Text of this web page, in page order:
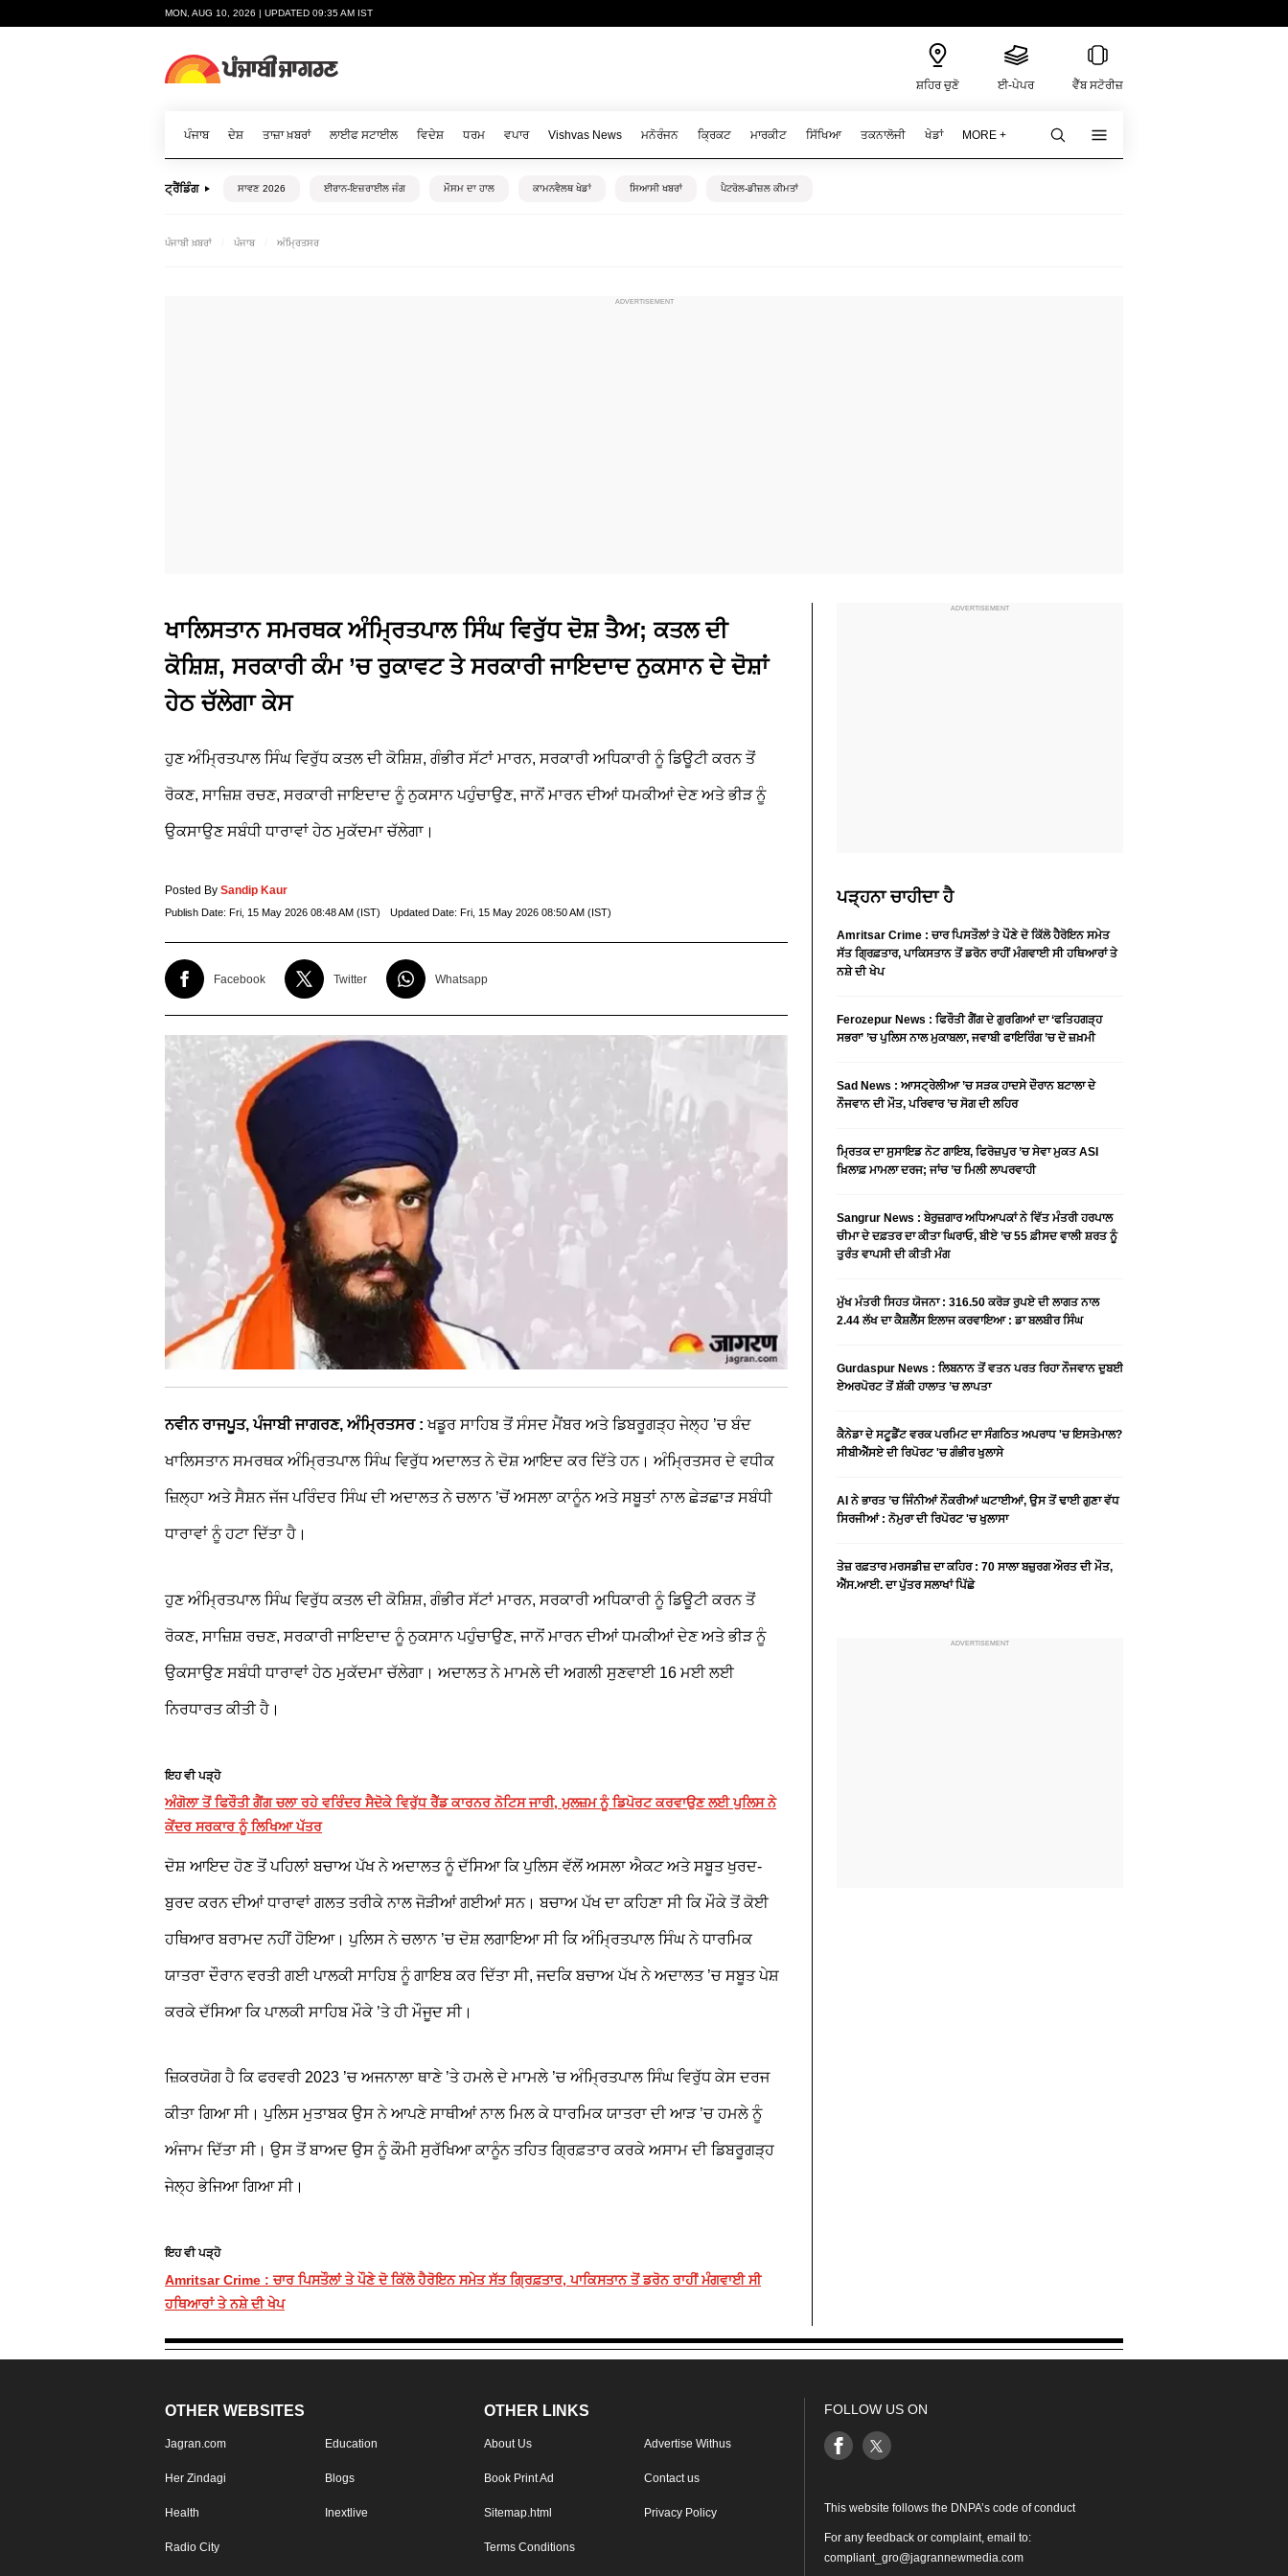
MON, AUG 10, 2026 | UPDATED 09:35 AM IST
ਸ਼ਹਿਰ ਚੁਣੋ ਈ-ਪੇਪਰ ਵੈੱਬ ਸਟੋਰੀਜ਼
ਪੰਜਾਬ ਦੇਸ਼ ਤਾਜ਼ਾ ਖ਼ਬਰਾਂ ਲਾਈਫ ਸਟਾਈਲ ਵਿਦੇਸ਼ ਧਰਮ ਵਪਾਰ Vishvas News ਮਨੋਰੰਜਨ ਕ੍ਰਿਕਟ ਮਾਰਕੀਟ ਸਿੱਖਿਆ ਤਕਨਾਲੋਜੀ ਖੇਡਾਂ MORE +
ਟ੍ਰੈਂਡਿੰਗ ਸਾਵਣ 2026 ਈਰਾਨ-ਇਜ਼ਰਾਈਲ ਜੰਗ ਮੌਸਮ ਦਾ ਹਾਲ ਕਾਮਨਵੈਲਥ ਖੇਡਾਂ ਸਿਆਸੀ ਖਬਰਾਂ ਪੈਟਰੋਲ-ਡੀਜ਼ਲ ਕੀਮਤਾਂ
ਪੰਜਾਬੀ ਖ਼ਬਰਾਂ ਪੰਜਾਬ ਅੰਮ੍ਰਿਤਸਰ
ਖਾਲਿਸਤਾਨ ਸਮਰਥਕ ਅੰਮ੍ਰਿਤਪਾਲ ਸਿੰਘ ਵਿਰੁੱਧ ਦੋਸ਼ ਤੈਅ; ਕਤਲ ਦੀ
ਕੋਸ਼ਿਸ਼, ਸਰਕਾਰੀ ਕੰਮ ’ਚ ਰੁਕਾਵਟ ਤੇ ਸਰਕਾਰੀ ਜਾਇਦਾਦ ਨੁਕਸਾਨ ਦੇ ਦੋਸ਼ਾਂ
ਹੇਠ ਚੱਲੇਗਾ ਕੇਸ
ਹੁਣ ਅੰਮ੍ਰਿਤਪਾਲ ਸਿੰਘ ਵਿਰੁੱਧ ਕਤਲ ਦੀ ਕੋਸ਼ਿਸ਼, ਗੰਭੀਰ ਸੱਟਾਂ ਮਾਰਨ, ਸਰਕਾਰੀ ਅਧਿਕਾਰੀ ਨੂੰ ਡਿਊਟੀ ਕਰਨ ਤੋਂ
ਰੋਕਣ, ਸਾਜ਼ਿਸ਼ ਰਚਣ, ਸਰਕਾਰੀ ਜਾਇਦਾਦ ਨੂੰ ਨੁਕਸਾਨ ਪਹੁੰਚਾਉਣ, ਜਾਨੋਂ ਮਾਰਨ ਦੀਆਂ ਧਮਕੀਆਂ ਦੇਣ ਅਤੇ ਭੀੜ ਨੂੰ
ਉਕਸਾਉਣ ਸਬੰਧੀ ਧਾਰਾਵਾਂ ਹੇਠ ਮੁਕੱਦਮਾ ਚੱਲੇਗਾ।
Posted By Sandip Kaur
Publish Date: Fri, 15 May 2026 08:48 AM (IST) Updated Date: Fri, 15 May 2026 08:50 AM (IST)
Facebook Twitter Whatsapp
ਨਵੀਨ ਰਾਜਪੂਤ, ਪੰਜਾਬੀ ਜਾਗਰਣ,ਅੰਮ੍ਰਿਤਸਰ :ਖਡੂਰ ਸਾਹਿਬ ਤੋਂ ਸੰਸਦ ਮੈਂਬਰ ਅਤੇ ਡਿਬਰੂਗੜ੍ਹ ਜੇਲ੍ਹ ’ਚ ਬੰਦ
ਖਾਲਿਸਤਾਨ ਸਮਰਥਕ ਅੰਮ੍ਰਿਤਪਾਲ ਸਿੰਘ ਵਿਰੁੱਧ ਅਦਾਲਤ ਨੇ ਦੋਸ਼ ਆਇਦ ਕਰ ਦਿੱਤੇ ਹਨ। ਅੰਮ੍ਰਿਤਸਰ ਦੇ ਵਧੀਕ
ਜ਼ਿਲ੍ਹਾ ਅਤੇ ਸੈਸ਼ਨ ਜੱਜ ਪਰਿੰਦਰ ਸਿੰਘ ਦੀ ਅਦਾਲਤ ਨੇ ਚਲਾਨ ’ਚੋਂ ਅਸਲਾ ਕਾਨੂੰਨ ਅਤੇ ਸਬੂਤਾਂ ਨਾਲ ਛੇੜਛਾੜ ਸਬੰਧੀ
ਧਾਰਾਵਾਂ ਨੂੰ ਹਟਾ ਦਿੱਤਾ ਹੈ।
ਹੁਣ ਅੰਮ੍ਰਿਤਪਾਲ ਸਿੰਘ ਵਿਰੁੱਧ ਕਤਲ ਦੀ ਕੋਸ਼ਿਸ਼, ਗੰਭੀਰ ਸੱਟਾਂ ਮਾਰਨ, ਸਰਕਾਰੀ ਅਧਿਕਾਰੀ ਨੂੰ ਡਿਊਟੀ ਕਰਨ ਤੋਂ
ਰੋਕਣ, ਸਾਜ਼ਿਸ਼ ਰਚਣ, ਸਰਕਾਰੀ ਜਾਇਦਾਦ ਨੂੰ ਨੁਕਸਾਨ ਪਹੁੰਚਾਉਣ, ਜਾਨੋਂ ਮਾਰਨ ਦੀਆਂ ਧਮਕੀਆਂ ਦੇਣ ਅਤੇ ਭੀੜ ਨੂੰ
ਉਕਸਾਉਣ ਸਬੰਧੀ ਧਾਰਾਵਾਂ ਹੇਠ ਮੁਕੱਦਮਾ ਚੱਲੇਗਾ। ਅਦਾਲਤ ਨੇ ਮਾਮਲੇ ਦੀ ਅਗਲੀ ਸੁਣਵਾਈ 16 ਮਈ ਲਈ
ਨਿਰਧਾਰਤ ਕੀਤੀ ਹੈ।
ਇਹ ਵੀ ਪੜ੍ਹੋ
ਅੰਗੋਲਾ ਤੋਂ ਫਿਰੌਤੀ ਗੈਂਗ ਚਲਾ ਰਹੇ ਵਰਿੰਦਰ ਸੈਦੋਕੇ ਵਿਰੁੱਧ ਰੈੱਡ ਕਾਰਨਰ ਨੋਟਿਸ ਜਾਰੀ, ਮੁਲਜ਼ਮ ਨੂੰ ਡਿਪੋਰਟ ਕਰਵਾਉਣ ਲਈ ਪੁਲਿਸ ਨੇ
ਕੇਂਦਰ ਸਰਕਾਰ ਨੂੰ ਲਿਖਿਆ ਪੱਤਰ
ਦੋਸ਼ ਆਇਦ ਹੋਣ ਤੋਂ ਪਹਿਲਾਂ ਬਚਾਅ ਪੱਖ ਨੇ ਅਦਾਲਤ ਨੂੰ ਦੱਸਿਆ ਕਿ ਪੁਲਿਸ ਵੱਲੋਂ ਅਸਲਾ ਐਕਟ ਅਤੇ ਸਬੂਤ ਖੁਰਦ-
ਬੁਰਦ ਕਰਨ ਦੀਆਂ ਧਾਰਾਵਾਂ ਗਲਤ ਤਰੀਕੇ ਨਾਲ ਜੋੜੀਆਂ ਗਈਆਂ ਸਨ। ਬਚਾਅ ਪੱਖ ਦਾ ਕਹਿਣਾ ਸੀ ਕਿ ਮੌਕੇ ਤੋਂ ਕੋਈ
ਹਥਿਆਰ ਬਰਾਮਦ ਨਹੀਂ ਹੋਇਆ। ਪੁਲਿਸ ਨੇ ਚਲਾਨ ’ਚ ਦੋਸ਼ ਲਗਾਇਆ ਸੀ ਕਿ ਅੰਮ੍ਰਿਤਪਾਲ ਸਿੰਘ ਨੇ ਧਾਰਮਿਕ
ਯਾਤਰਾ ਦੌਰਾਨ ਵਰਤੀ ਗਈ ਪਾਲਕੀ ਸਾਹਿਬ ਨੂੰ ਗਾਇਬ ਕਰ ਦਿੱਤਾ ਸੀ, ਜਦਕਿ ਬਚਾਅ ਪੱਖ ਨੇ ਅਦਾਲਤ ’ਚ ਸਬੂਤ ਪੇਸ਼
ਕਰਕੇ ਦੱਸਿਆ ਕਿ ਪਾਲਕੀ ਸਾਹਿਬ ਮੌਕੇ ’ਤੇ ਹੀ ਮੌਜੂਦ ਸੀ।
ਜ਼ਿਕਰਯੋਗ ਹੈ ਕਿ ਫਰਵਰੀ 2023 ’ਚ ਅਜਨਾਲਾ ਥਾਣੇ ’ਤੇ ਹਮਲੇ ਦੇ ਮਾਮਲੇ ’ਚ ਅੰਮ੍ਰਿਤਪਾਲ ਸਿੰਘ ਵਿਰੁੱਧ ਕੇਸ ਦਰਜ
ਕੀਤਾ ਗਿਆ ਸੀ। ਪੁਲਿਸ ਮੁਤਾਬਕ ਉਸ ਨੇ ਆਪਣੇ ਸਾਥੀਆਂ ਨਾਲ ਮਿਲ ਕੇ ਧਾਰਮਿਕ ਯਾਤਰਾ ਦੀ ਆੜ ’ਚ ਹਮਲੇ ਨੂੰ
ਅੰਜਾਮ ਦਿੱਤਾ ਸੀ। ਉਸ ਤੋਂ ਬਾਅਦ ਉਸ ਨੂੰ ਕੌਮੀ ਸੁਰੱਖਿਆ ਕਾਨੂੰਨ ਤਹਿਤ ਗ੍ਰਿਫ਼ਤਾਰ ਕਰਕੇ ਅਸਾਮ ਦੀ ਡਿਬਰੂਗੜ੍ਹ
ਜੇਲ੍ਹ ਭੇਜਿਆ ਗਿਆ ਸੀ।
ਇਹ ਵੀ ਪੜ੍ਹੋ
Amritsar Crime : ਚਾਰ ਪਿਸਤੌਲਾਂ ਤੇ ਪੌਣੇ ਦੋ ਕਿੱਲੋ ਹੈਰੋਇਨ ਸਮੇਤ ਸੱਤ ਗ੍ਰਿਫ਼ਤਾਰ, ਪਾਕਿਸਤਾਨ ਤੋਂ ਡਰੋਨ ਰਾਹੀਂ ਮੰਗਵਾਈ ਸੀ
ਹਥਿਆਰਾਂ ਤੇ ਨਸ਼ੇ ਦੀ ਖੇਪ
ਪੜ੍ਹਨਾ ਚਾਹੀਦਾ ਹੈ
Amritsar Crime : ਚਾਰ ਪਿਸਤੌਲਾਂ ਤੇ ਪੌਣੇ ਦੋ ਕਿੱਲੋ ਹੈਰੋਇਨ ਸਮੇਤ
ਸੱਤ ਗ੍ਰਿਫ਼ਤਾਰ, ਪਾਕਿਸਤਾਨ ਤੋਂ ਡਰੋਨ ਰਾਹੀਂ ਮੰਗਵਾਈ ਸੀ ਹਥਿਆਰਾਂ ਤੇ
ਨਸ਼ੇ ਦੀ ਖੇਪ
Ferozepur News : ਫਿਰੌਤੀ ਗੈਂਗ ਦੇ ਗੁਰਗਿਆਂ ਦਾ ‘ਫਤਿਹਗੜ੍ਹ
ਸਭਰਾ’ ’ਚ ਪੁਲਿਸ ਨਾਲ ਮੁਕਾਬਲਾ, ਜਵਾਬੀ ਫਾਇਰਿੰਗ ’ਚ ਦੋ ਜ਼ਖ਼ਮੀ
Sad News : ਆਸਟ੍ਰੇਲੀਆ ’ਚ ਸੜਕ ਹਾਦਸੇ ਦੌਰਾਨ ਬਟਾਲਾ ਦੇ
ਨੌਜਵਾਨ ਦੀ ਮੌਤ, ਪਰਿਵਾਰ ’ਚ ਸੋਗ ਦੀ ਲਹਿਰ
ਮ੍ਰਿਤਕ ਦਾ ਸੁਸਾਇਡ ਨੋਟ ਗਾਇਬ, ਫਿਰੋਜ਼ਪੁਰ ’ਚ ਸੇਵਾ ਮੁਕਤ ASI
ਖ਼ਿਲਾਫ਼ ਮਾਮਲਾ ਦਰਜ; ਜਾਂਚ ’ਚ ਮਿਲੀ ਲਾਪਰਵਾਹੀ
Sangrur News : ਬੇਰੁਜ਼ਗਾਰ ਅਧਿਆਪਕਾਂ ਨੇ ਵਿੱਤ ਮੰਤਰੀ ਹਰਪਾਲ
ਚੀਮਾ ਦੇ ਦਫ਼ਤਰ ਦਾ ਕੀਤਾ ਘਿਰਾਓ, ਬੀਏ ’ਚ 55 ਫ਼ੀਸਦ ਵਾਲੀ ਸ਼ਰਤ ਨੂੰ
ਤੁਰੰਤ ਵਾਪਸੀ ਦੀ ਕੀਤੀ ਮੰਗ
ਮੁੱਖ ਮੰਤਰੀ ਸਿਹਤ ਯੋਜਨਾ : 316.50 ਕਰੋੜ ਰੁਪਏ ਦੀ ਲਾਗਤ ਨਾਲ
2.44 ਲੱਖ ਦਾ ਕੈਸ਼ਲੈੱਸ ਇਲਾਜ ਕਰਵਾਇਆ : ਡਾ ਬਲਬੀਰ ਸਿੰਘ
Gurdaspur News : ਲਿਬਨਾਨ ਤੋਂ ਵਤਨ ਪਰਤ ਰਿਹਾ ਨੌਜਵਾਨ ਦੁਬਈ
ਏਅਰਪੋਰਟ ਤੋਂ ਸ਼ੱਕੀ ਹਾਲਾਤ ’ਚ ਲਾਪਤਾ
ਕੈਨੇਡਾ ਦੇ ਸਟੂਡੈਂਟ ਵਰਕ ਪਰਮਿਟ ਦਾ ਸੰਗਠਿਤ ਅਪਰਾਧ 'ਚ ਇਸਤੇਮਾਲ?
ਸੀਬੀਐੱਸਏ ਦੀ ਰਿਪੋਰਟ 'ਚ ਗੰਭੀਰ ਖੁਲਾਸੇ
AI ਨੇ ਭਾਰਤ ’ਚ ਜਿੰਨੀਆਂ ਨੌਕਰੀਆਂ ਘਟਾਈਆਂ, ਉਸ ਤੋਂ ਢਾਈ ਗੁਣਾ ਵੱਧ
ਸਿਰਜੀਆਂ : ਨੋਮੁਰਾ ਦੀ ਰਿਪੋਰਟ 'ਚ ਖੁਲਾਸਾ
ਤੇਜ਼ ਰਫ਼ਤਾਰ ਮਰਸਡੀਜ਼ ਦਾ ਕਹਿਰ : 70 ਸਾਲਾ ਬਜ਼ੁਰਗ ਔਰਤ ਦੀ ਮੌਤ,
ਐੱਸ.ਆਈ. ਦਾ ਪੁੱਤਰ ਸਲਾਖਾਂ ਪਿੱਛੇ
OTHER WEBSITES
Jagran.com Education
Her Zindagi Blogs
Health Inextlive
Radio City
OTHER LINKS
About Us Advertise Withus
Book Print Ad Contact us
Sitemap.html Privacy Policy
Terms Conditions
FOLLOW US ON
This website follows the DNPA’s code of conduct
For any feedback or complaint, email to:
compliant_gro@jagrannewmedia.com